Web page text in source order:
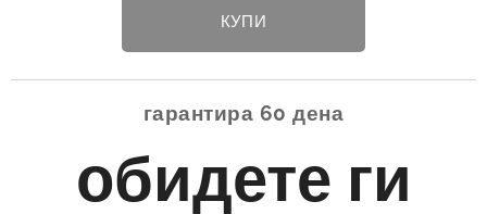
КУПИ
гарантира 60 дена
обидете ги